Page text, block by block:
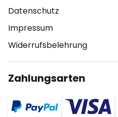
Datenschutz
Impressum
Widerrufsbelehrung
Zahlungsarten